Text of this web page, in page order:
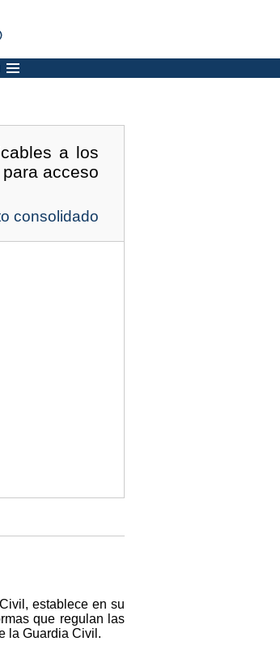
a los
acceso
consolidado
establece en su
que regulan las
la Guardia Civil.